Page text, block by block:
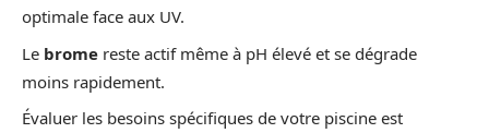
optimale face aux UV.
Le brome reste actif même à pH élevé et se dégrade
moins rapidement.
Évaluer les besoins spécifiques de votre piscine est